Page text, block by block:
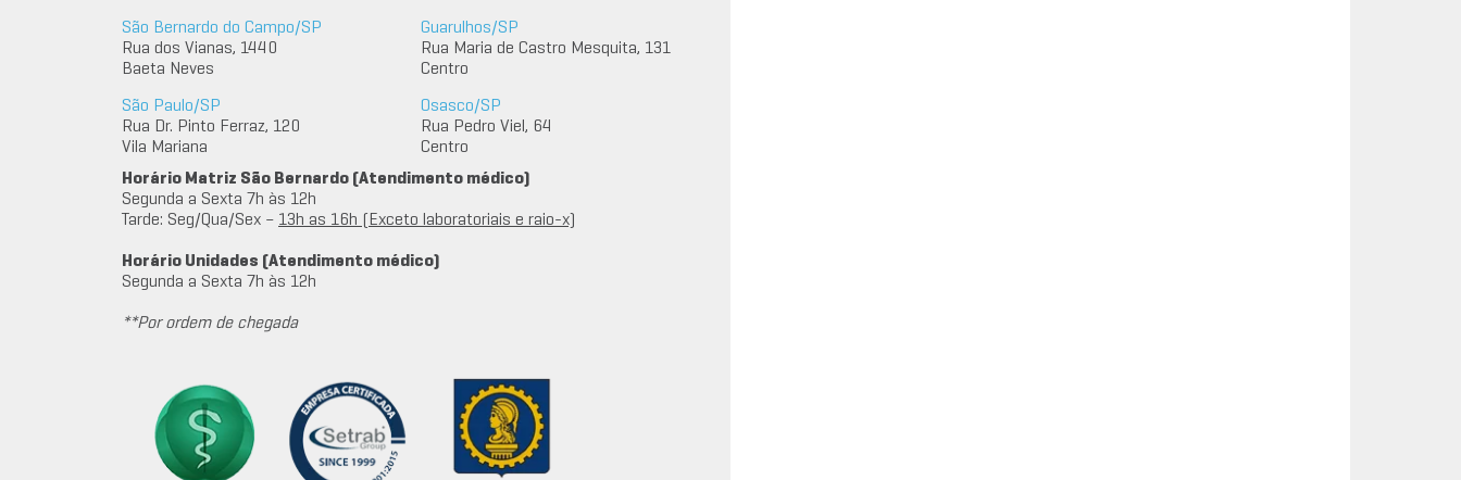
São Bernardo do Campo/SP
Rua dos Vianas, 1440
Baeta Neves
São Paulo/SP
Rua Dr. Pinto Ferraz, 120
Vila Mariana
Guarulhos/SP
Rua Maria de Castro Mesquita, 131
Centro
Osasco/SP
Rua Pedro Viel, 64
Centro
Horário Matriz São Bernardo (Atendimento médico)
Segunda a Sexta 7h às 12h
Tarde: Seg/Qua/Sex – 13h as 16h (Exceto laboratoriais e raio-x)
Horário Unidades (Atendimento médico)
Segunda a Sexta 7h às 12h
**Por ordem de chegada